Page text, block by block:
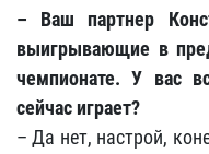
– Ваш партнер
выигрывающие в
чемпионате. У вас
сейчас играет?
– Да нет, настрой,